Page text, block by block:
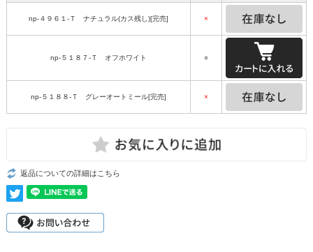
np-４９６１-Ｔ ナチュラル(カス残し)[完売] ×
np-５１８７-Ｔ オフホワイト ○
np-５１８８-Ｔ グレーオートミール[完売] ×
返品についての詳細はこちら